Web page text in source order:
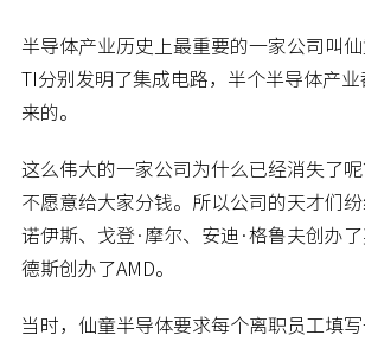
半导体产业历史上最重要的一家公司叫
TI分别发明了集成电路，半个半导体产
来的。
这么伟大的一家公司为什么已经消失了
不愿意给大家分钱。所以公司的天才们
诺伊斯、戈登·摩尔、安迪·格鲁夫创办
德斯创办了AMD。
当时，仙童半导体要求每个离职员工填